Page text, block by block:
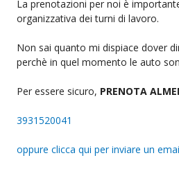
La prenotazioni per noi è
organizzativa dei turni di lavoro.
Non sai quanto mi dispiace dover
perchè in quel momento le auto
Per essere sicuro, PRENOTA
3931520041
oppure clicca qui per inviare un